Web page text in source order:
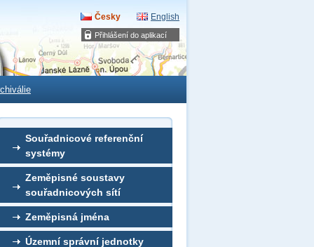
Přihlášení do aplikací
Česky English
Souřadnicové referenční
systémy
Zeměpisné soustavy
souřadnicových sítí
Zeměpisná jména
Územní správní jednotky